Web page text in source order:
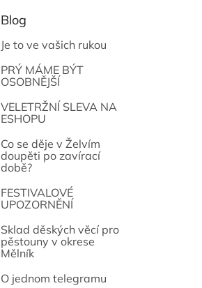
Blog
Je to ve vašich rukou
PRÝ MÁME BÝT
OSOBNĚJŠÍ
VELETRŽNÍ SLEVA NA
ESHOPU
Co se děje v Želvím
doupěti po zavírací
době?
FESTIVALOVÉ
UPOZORNĚNÍ
Sklad děských věcí pro
pěstouny v okrese
Mělník
O jednom telegramu